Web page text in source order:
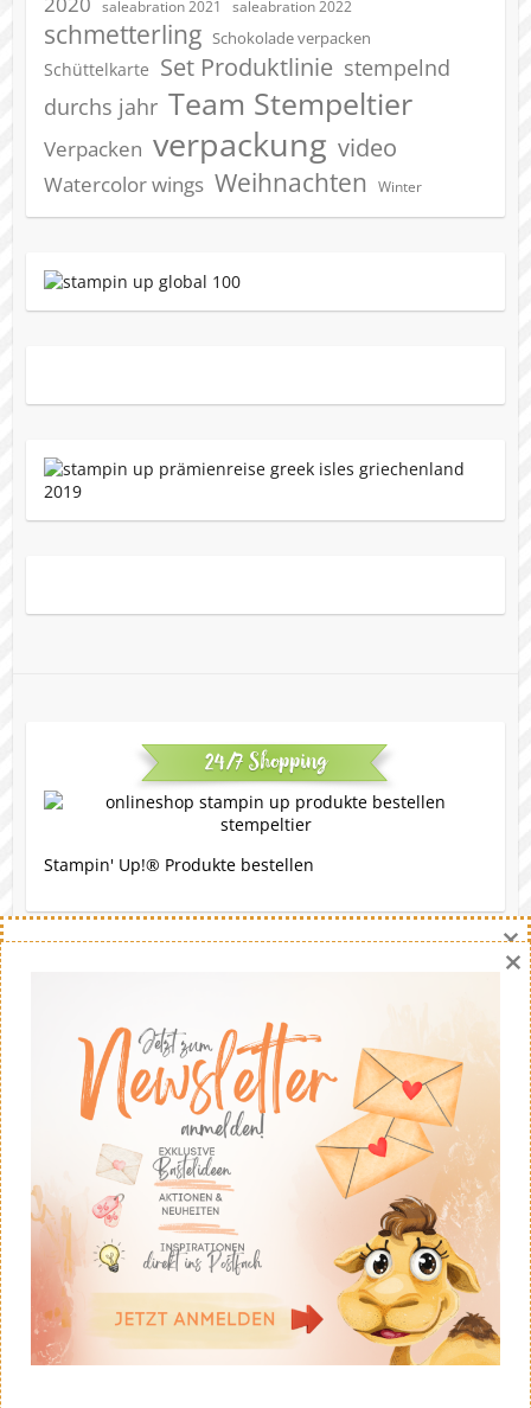
saleabration 2021 saleabration 2022
schmetterling Schokolade verpacken
Schüttelkarte Set Produktlinie stempelnd
durchs jahr Team Stempeltier
Verpacken verpackung video
Watercolor wings Weihnachten Winter
24/7 Shopping
Stampin' Up!® Produkte bestellen
Eine Bitte
Gerne darfst du meine Werke nachbasteln. Die Ideen
stammen - soweit nicht anders angegeben - von mir.
Wenn du meine Ideen auf deinem eigenen Blog
veröffentlichst solltest du fairerweise auf mich und
meinen Blog verweisen. Eine kommerzielle Nutzung ist
untersagt. Dankeschön!
×
×